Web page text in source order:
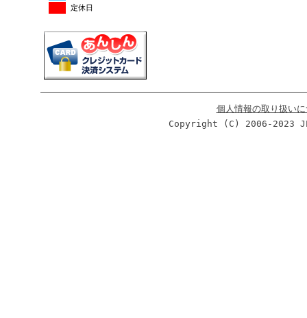
定休日
個人情報の取り扱い
Copyright (C) 2006-2023